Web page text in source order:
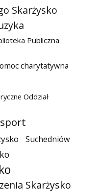
Skarżysko
Publiczna
charytatywna
Oddział
sport
Suchedniów
Skarżysko